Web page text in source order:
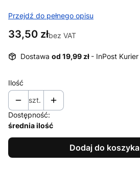
Przejdź do pełnego opisu
Cena
33,50 złbez VAT
Dostawa od 19,99 zł - InPost Kurier
Ilość
szt.
Dostępność:
średnia ilość
Dodaj do koszyka